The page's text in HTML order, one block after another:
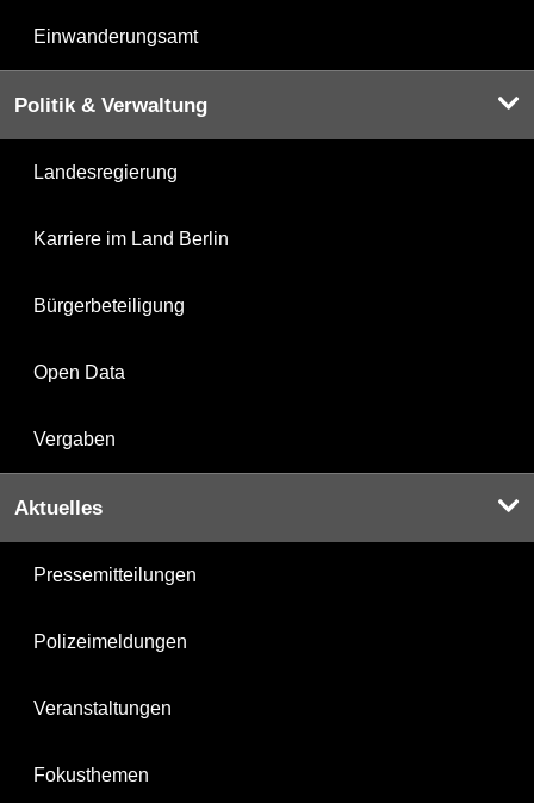
Einwanderungsamt
Politik & Verwaltung
Landesregierung
Karriere im Land Berlin
Bürgerbeteiligung
Open Data
Vergaben
Aktuelles
Pressemitteilungen
Polizeimeldungen
Veranstaltungen
Fokusthemen